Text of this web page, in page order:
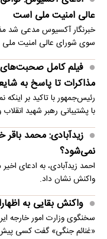
عالی امنیت ملی است
خبرنگار آکسیوس مدعی شد
سوی شورای عالی امنیت
فیلم کامل
مذاکرات تا پاسخ به
رئیس‌جمهور با تاکید بر اینکه
با پشتیبانی رهبر شهید
زیدآبادی: محمد باقر
نمی‌شود؟
احمد زیدآبادی، به ادعای
واکنش نشان داد.
واکنش بقایی به
سخنگوی وزارت امور خارجه
«غنائم جنگی» گفت کسی پیش